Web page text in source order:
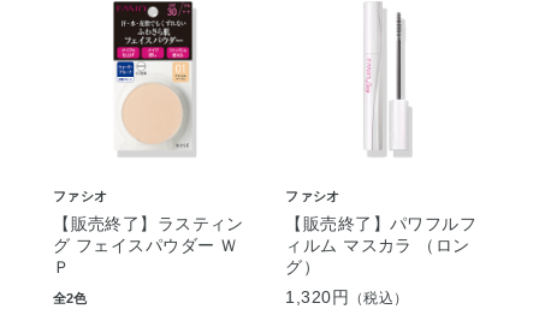
ファシオ
【販売終了】ラスティン
グ フェイスパウダー Ｗ
Ｐ
全2色
ファシオ
【販売終了】パワフルフ
ィルム マスカラ （ロン
グ）
1,320円
（税込）